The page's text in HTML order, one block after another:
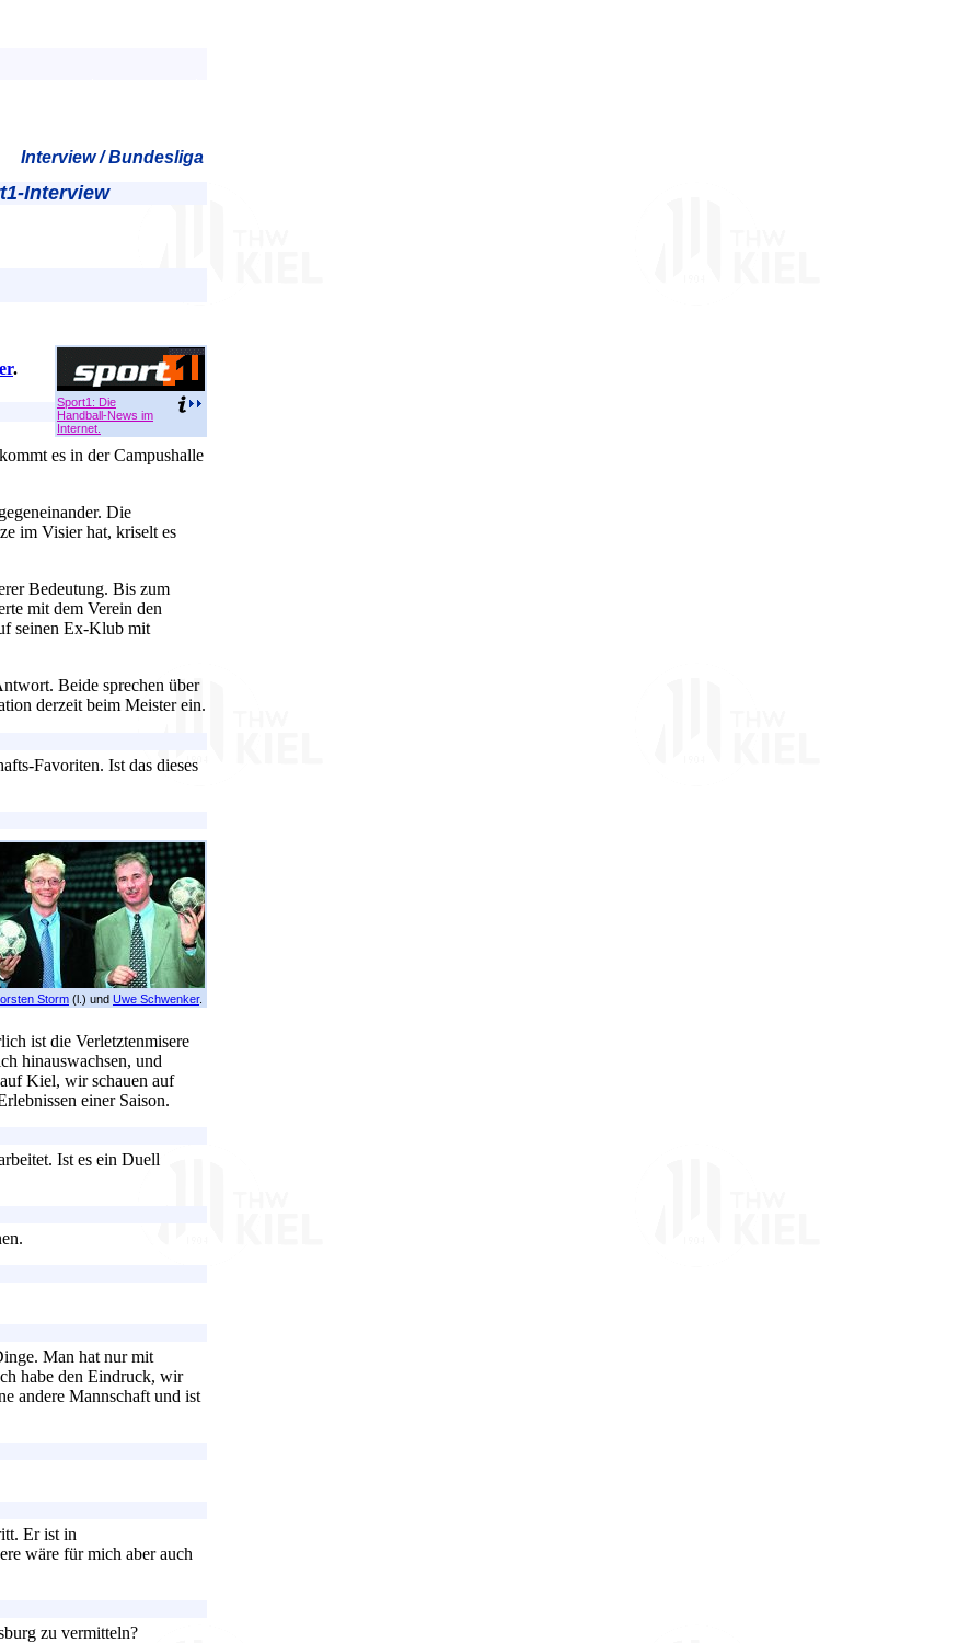
Interview / Bundesliga
Interview
Sport1: Die
Handball-News im
Internet.
.
es in der Campushalle
Die
im Visier hat, kriselt es
Bedeutung. Bis zum
mit dem Verein den
seinen Ex-Klub mit
Beide sprechen über
derzeit beim Meister ein.
Favoriten. Ist das dieses
Storm (l.) und Uwe Schwenker.
ist die Verletztenmisere
hinauswachsen, und
Kiel, wir schauen auf
einer Saison.
Ist es ein Duell
Man hat nur mit
habe den Eindruck, wir
andere Mannschaft und ist
Er ist in
wäre für mich aber auch
zu vermitteln?